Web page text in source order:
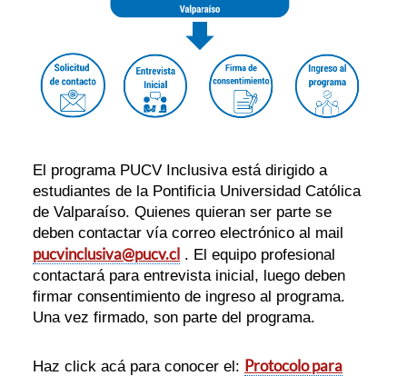
El programa PUCV Inclusiva está dirigido a
estudiantes de la Pontificia Universidad Católica
de Valparaíso. Quienes quieran ser parte se
deben contactar vía correo electrónico al mail
pucvinclusiva@pucv.cl . El equipo profesional
contactará para entrevista inicial, luego deben
firmar consentimiento de ingreso al programa.
Una vez firmado, son parte del programa.
Haz click acá para conocer el: Protocolo para